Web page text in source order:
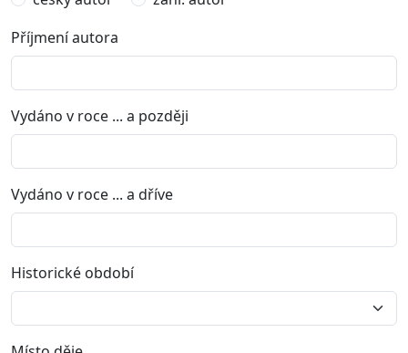
Příjmení autora
Vydáno v roce ... a později
Vydáno v roce ... a dříve
Historické období